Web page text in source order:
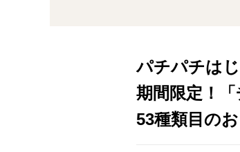
パチパチは
期間限定！
53種類目の